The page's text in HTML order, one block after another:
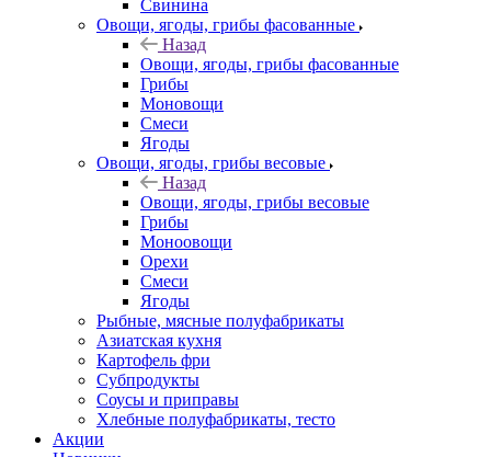
Свинина
Овощи, ягоды, грибы фасованные
Назад
Овощи, ягоды, грибы фасованные
Грибы
Моновощи
Смеси
Ягоды
Овощи, ягоды, грибы весовые
Назад
Овощи, ягоды, грибы весовые
Грибы
Моноовощи
Орехи
Смеси
Ягоды
Рыбные, мясные полуфабрикаты
Азиатская кухня
Картофель фри
Субпродукты
Соусы и приправы
Хлебные полуфабрикаты, тесто
Акции